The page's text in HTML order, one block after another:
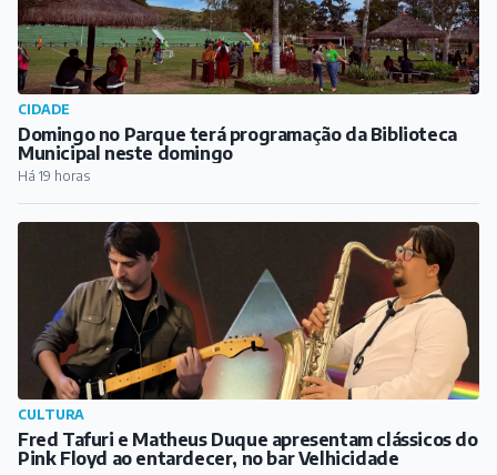
CIDADE
Domingo no Parque terá programação da Biblioteca
Municipal neste domingo
Há 19 horas
CULTURA
Fred Tafuri e Matheus Duque apresentam clássicos do
Pink Floyd ao entardecer, no bar Velhicidade